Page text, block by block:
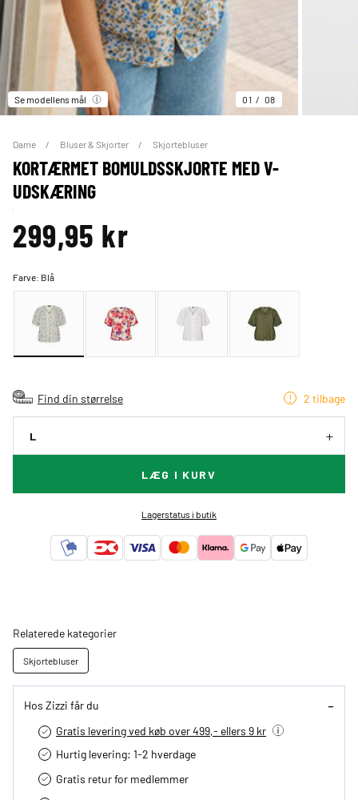
Se modellens mål 01 08
Dame Bluser & Skjorter Skjortebluser
KORTÆRMET BOMULDSSKJORTE MED V-
UDSKÆRING
299,95 kr
Farve: Blå
Find din størrelse 2 tilbage
L
LÆG I KURV
Lagerstatus i butik
Relaterede kategorier
Skjortebluser
Hos Zizzi får du
Gratis levering ved køb over 499,- ellers 9 kr
Hurtig levering­: 1-2 hverdage
Gratis retur for medlemmer